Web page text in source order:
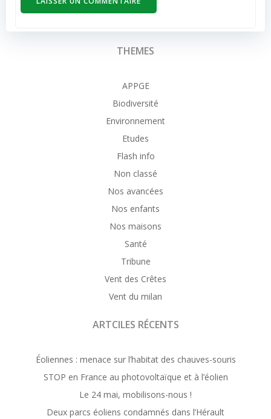
THEMES
APPGE
Biodiversité
Environnement
Etudes
Flash info
Non classé
Nos avancées
Nos enfants
Nos maisons
Santé
Tribune
Vent des Crêtes
Vent du milan
ARTCILES RÉCENTS
Éoliennes : menace sur l’habitat des chauves-souris
STOP en France au photovoltaïque et à l’éolien
Le 24 mai, mobilisons-nous !
Deux parcs éoliens condamnés dans l’Hérault